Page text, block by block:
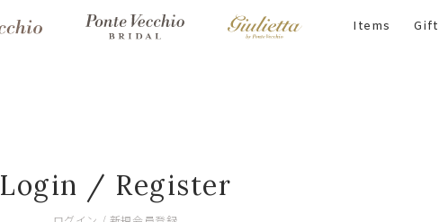
Items Gift
Login / Register